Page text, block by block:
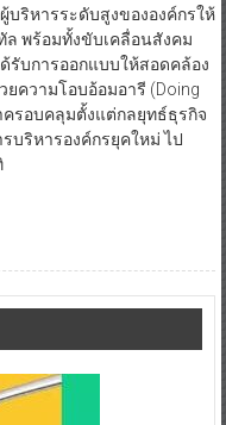
บริหารระดับสูงขององค์กรให้
พร้อมทั้งขับเคลื่อนสังคม
รับการออกแบบให้สอดคล้อง
ความโอบอ้อมอารี (Doing
ครอบคลุมตั้งแต่กลยุทธ์ธุรกิจ
บริหารองค์กรยุคใหม่ ไป